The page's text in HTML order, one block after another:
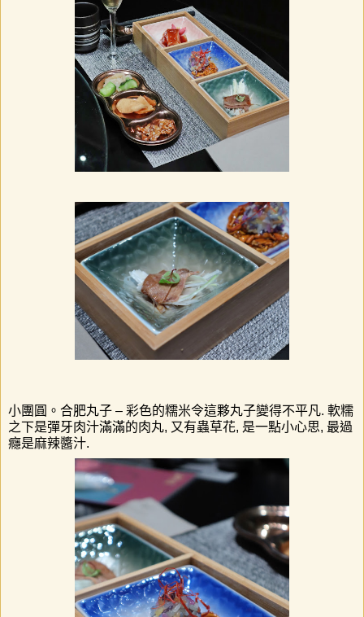
小團圓。合肥丸子 – 彩色的糯米令這夥丸子變得不平凡. 軟糯
之下是彈牙肉汁滿滿的肉丸, 又有蟲草花, 是一點小心思, 最過
癮是麻辣醬汁.